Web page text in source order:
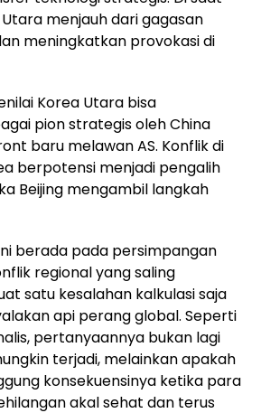
menjauh dari gagasan
meningkatkan provokasi di
Korea Utara bisa
pion strategis oleh China
baru melawan AS. Konflik di
berpotensi menjadi pengalih
Beijing mengambil langkah
berada pada persimpangan
regional yang saling
satu kesalahan kalkulasi saja
api perang global. Seperti
pertanyaannya bukan lagi
terjadi, melainkan apakah
konsekuensinya ketika para
akal sehat dan terus